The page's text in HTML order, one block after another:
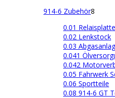
914-6 Zubehör8
0.01 Relaisplatte
0.02 Lenkstock
0.03
0.041
0.042
0.05 Fahrwerk
0.06 Sportteile
0.08 914-6 GT